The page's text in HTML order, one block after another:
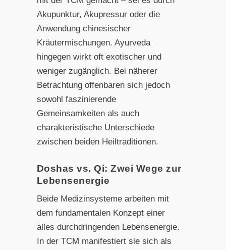
Akupunktur, Akupressur oder die
Anwendung chinesischer
Kräutermischungen. Ayurveda
hingegen wirkt oft exotischer und
weniger zugänglich. Bei näherer
Betrachtung offenbaren sich jedoch
sowohl faszinierende
Gemeinsamkeiten als auch
charakteristische Unterschiede
zwischen beiden Heiltraditionen.
Doshas vs. Qi: Zwei Wege zur
Lebensenergie
Beide Medizinsysteme arbeiten mit
dem fundamentalen Konzept einer
alles durchdringenden Lebensenergie.
In der TCM manifestiert sie sich als